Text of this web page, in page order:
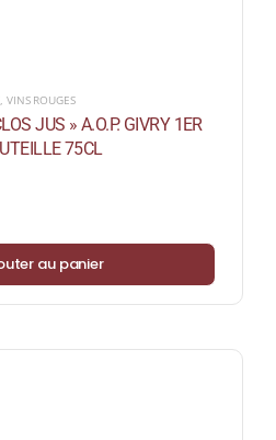
,VINS ROUGES
JUS » A.O.P. GIVRY 1ER
75CL
au panier